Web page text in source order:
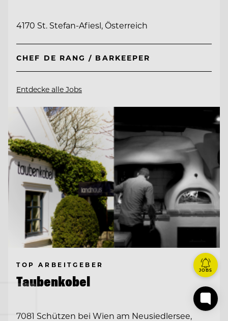
4170 St. Stefan-Afiesl, Österreich
CHEF DE RANG / BARKEEPER
Entdecke alle Jobs
TOP ARBEITGEBER
Taubenkobel
7081 Schützen bei Wien am Neusiedlersee,
JOBS